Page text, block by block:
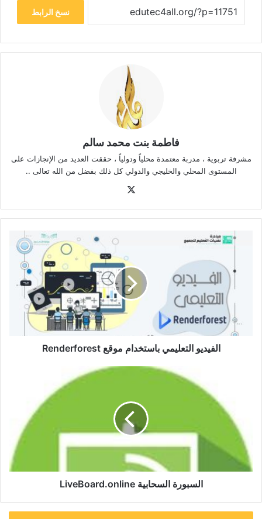
نسخ الرابط
فاطمة بنت محمد سالم
مشرفة تربوية ، مدربة معتمدة محلياً ودولياً ، حققت العديد من الإنجازات على
المستوى المحلي والخليجي والدولي كل ذلك بفضل من الله تعالى ..
الفيديو
التعليمي
Renderforest
الفيديو التعليمي باستخدام موقع Renderforest
LiveBoard.online
السبورة السحابية LiveBoard.online